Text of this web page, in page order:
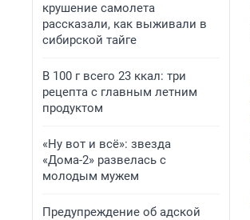
крушение самолета
рассказали, как выживали в
сибирской тайге
В 100 г всего 23 ккал: три
рецепта с главным летним
продуктом
«Ну вот и всё»: звезда
«Дома-2» развелась с
молодым мужем
Предупреждение об адской